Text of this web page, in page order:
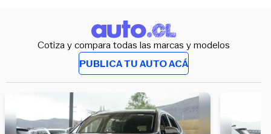
Cotiza y compara todas las marcas y modelos
PUBLICA TU AUTO ACÁ